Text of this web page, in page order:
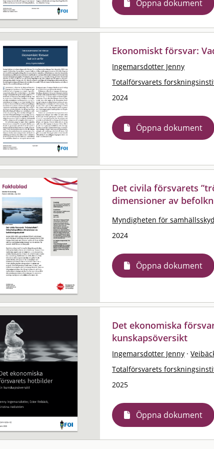
Öppna dokument
Ekonomiskt försvar:
Ingemarsdotter Jenny
Totalförsvarets
2024
Öppna dokument
Det civila försvarets
dimensioner av
Myndigheten för
2024
Öppna dokument
Det ekonomiska
kunskapsöversikt
Ingemarsdotter Jenny ·
Totalförsvarets
2025
Öppna dokument